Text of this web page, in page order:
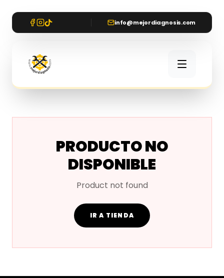
info@mejordiagnosis.com
PRODUCTO NO
DISPONIBLE
Product not found
IR A TIENDA